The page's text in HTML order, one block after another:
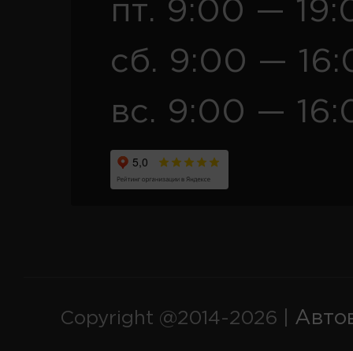
пт. 9:00 —
сб. 9:00 —
вс. 9:00 —
Copyright @2014-2026 |